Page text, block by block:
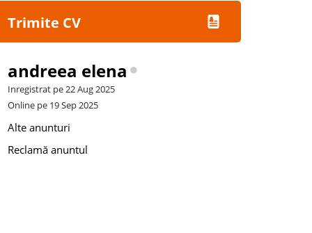
Trimite CV
andreea elena
Inregistrat pe 22 Aug 2025
Online pe 19 Sep 2025
Alte anunturi
Reclamă anuntul